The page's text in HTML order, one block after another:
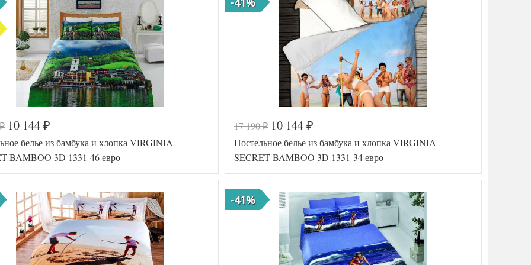
542-694
TT15968
Бамбук-
Хлопок
200х220
240х260
50х70
(2шт),
70х70
(2шт)
Virginia
Код товара
542-696
Артикул
TT15882
Ткань
Бамбук-
Хлопок
Размер
пододеяльника
200х220
Размер
простыни
240х260
50х70
(2шт),
70х70
(2шт)
Virginia
₽ 10 144 ₽
белье из бамбука и хлопка VIRGINIA
BAMBOO 3D 1331-46 евро
17 190₽ 10 144 ₽
Постельное белье из бамбука и хлопка VIRGINIA
SECRET BAMBOO 3D 1331-34 евро
-41%